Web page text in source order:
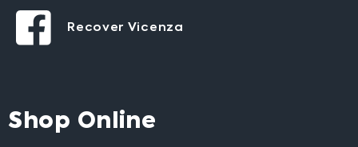
Recover Vicenza
Shop Online